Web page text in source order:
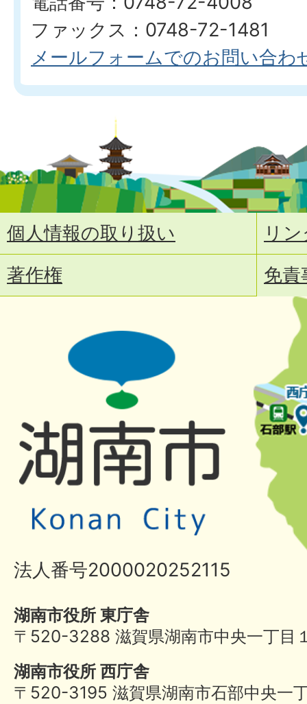
ファックス：0748-72-1481
メールフォームでのお問い合わ
個人情報の取り扱い
リ
著作権
免責
法人番号2000020252115
湖南市役所 東庁舎
〒520-3288 滋賀県湖南市中央一丁目
湖南市役所 西庁舎
〒520-3195 滋賀県湖南市石部中央一